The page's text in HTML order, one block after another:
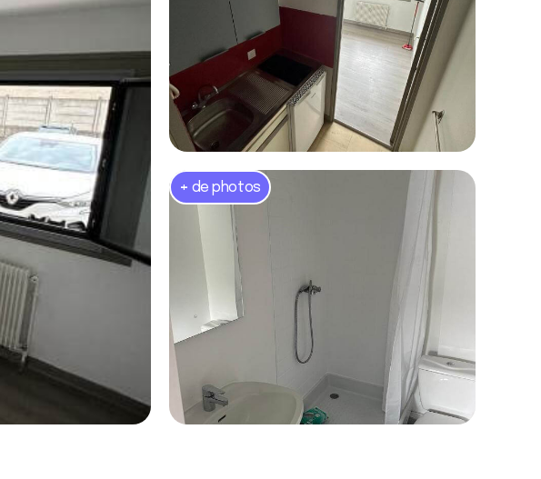
+ de photos